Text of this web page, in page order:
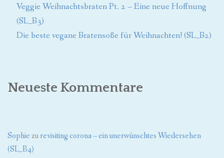
Veggie Weihnachtsbraten Pt. 2 – Eine neue Hoffnung
(SL_B3)
Die beste vegane Bratensoße für Weihnachten! (SL_B2)
Neueste Kommentare
Sophiezurevisiting corona – ein unerwünschtes Wiedersehen
(SL_B4)